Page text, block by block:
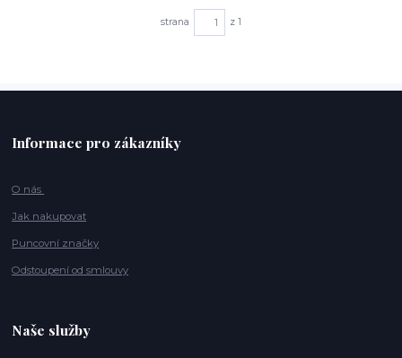
strana z 1
Informace pro zákazníky
O nás
Jak nakupovat
Puncovní značky
Odstoupení od smlouvy
Naše služby